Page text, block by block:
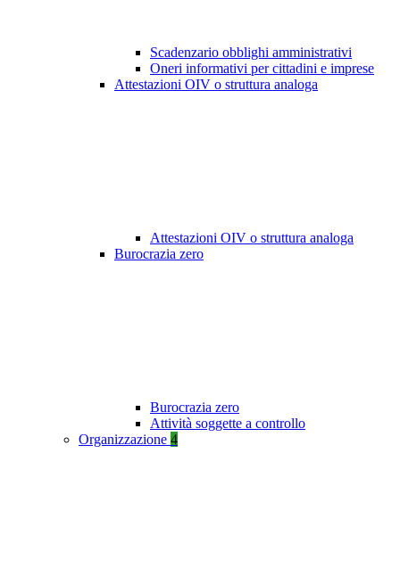
Scadenzario obblighi amministrativi
Oneri informativi per cittadini e imprese
Attestazioni OIV o struttura analoga
Attestazioni OIV o struttura analoga
Burocrazia zero
Burocrazia zero
Attività soggette a controllo
Organizzazione 4